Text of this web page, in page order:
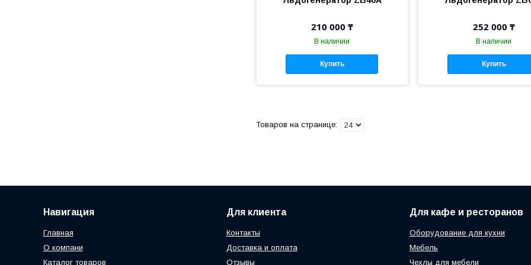
210 000 ₸
В наличии
Купить
252 000 ₸
В наличии
Купить
Навигация
Главная
О компани
Каталог товаров
Для клиента
Контакты
Доставка и оплата
Отзывы
Для кафе и ресторанов
Оборудование для кухни
Мебель
Чехлы для мебели